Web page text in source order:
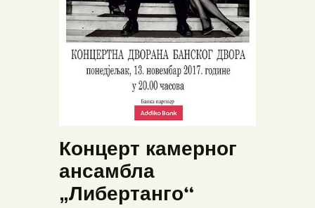
Концерт камерног
ансамбла
„Либертанго“